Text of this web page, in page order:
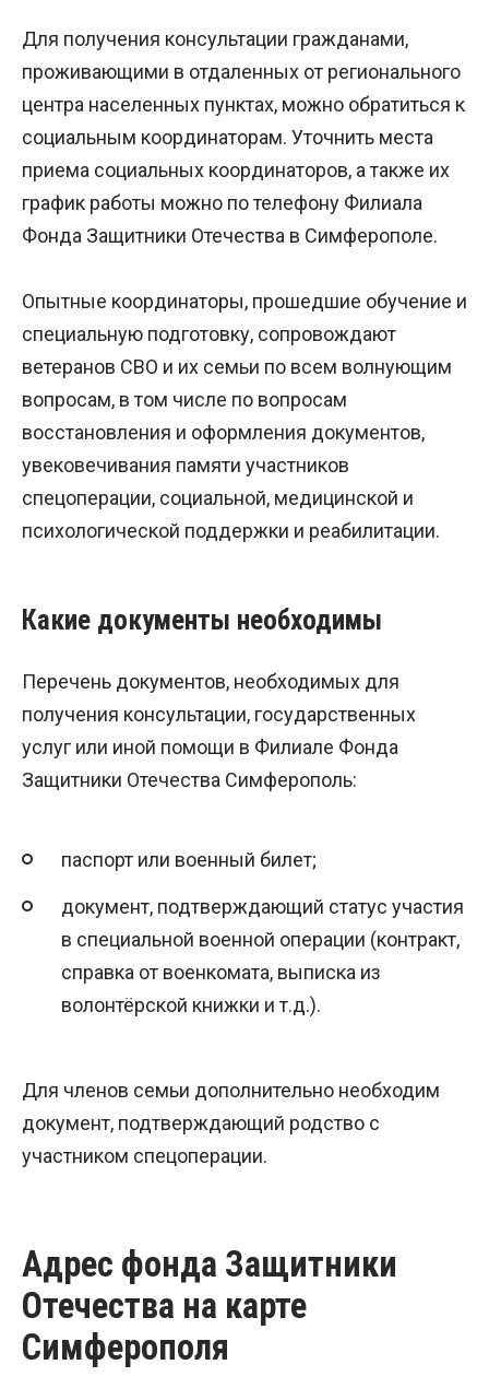
Для получения консультации гражданами,
проживающими в отдаленных от регионального
центра населенных пунктах, можно обратиться к
социальным координаторам. Уточнить места
приема социальных координаторов, а также их
график работы можно по телефону Филиала
Фонда Защитники Отечества в Симферополе.
Опытные координаторы, прошедшие обучение и
специальную подготовку, сопровождают
ветеранов СВО и их семьи по всем волнующим
вопросам, в том числе по вопросам
восстановления и оформления документов,
увековечивания памяти участников
спецоперации, социальной, медицинской и
психологической поддержки и реабилитации.
Какие документы необходимы
Перечень документов, необходимых для
получения консультации, государственных
услуг или иной помощи в Филиале Фонда
Защитники Отечества Симферополь:
паспорт или военный билет;
документ, подтверждающий статус участия
в специальной военной операции (контракт,
справка от военкомата, выписка из
волонтёрской книжки и т.д.).
Для членов семьи дополнительно необходим
документ, подтверждающий родство с
участником спецоперации.
Адрес фонда Защитники
Отечества на карте
Симферополя